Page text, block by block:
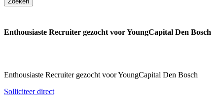
Enthousiaste Recruiter gezocht voor YoungCapital Den Bosch
Enthousiaste Recruiter gezocht voor YoungCapital Den Bosch
Solliciteer direct